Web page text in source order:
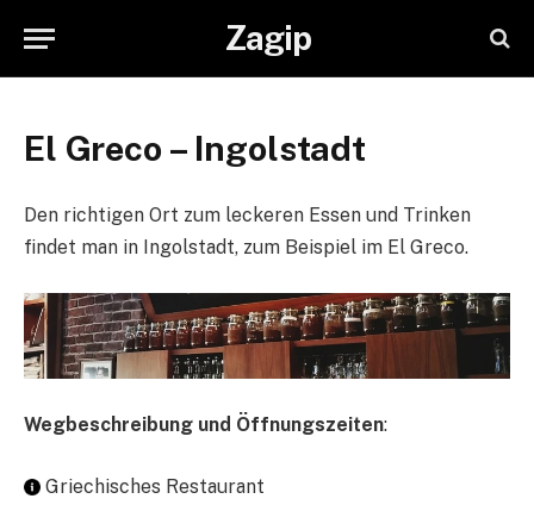
Zagip
El Greco – Ingolstadt
Den richtigen Ort zum leckeren Essen und Trinken
findet man in Ingolstadt, zum Beispiel im El Greco.
Wegbeschreibung und Öffnungszeiten:
Griechisches Restaurant